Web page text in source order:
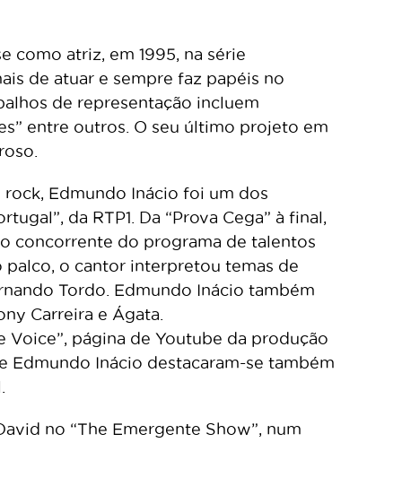
como atriz, em 1995, na série
de atuar e sempre faz papéis no
de representação incluem
entre outros. O seu último projeto em
Edmundo Inácio foi um dos
da RTP1. Da “Prova Cega” à final,
concorrente do programa de talentos
o cantor interpretou temas de
Tordo. Edmundo Inácio também
Carreira e Ágata.
página de Youtube da produção
Edmundo Inácio destacaram-se também
no “The Emergente Show”, num